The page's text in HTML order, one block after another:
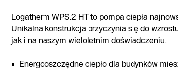
Logatherm WPS.2 HT to pompa ciepła
Unikalna konstrukcja przyczynia się do
jak i na naszym wieloletnim doświadczeniu.
Energooszczędne ciepło dla budynków